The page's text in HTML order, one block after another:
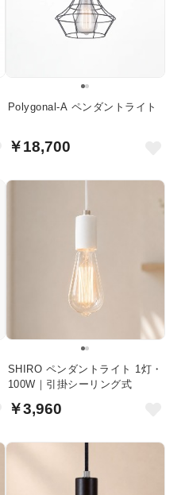
Polygonal-A ペンダントライト
￥18,700
SHIRO ペンダントライト 1灯・
100W｜引掛シーリング式
￥3,960